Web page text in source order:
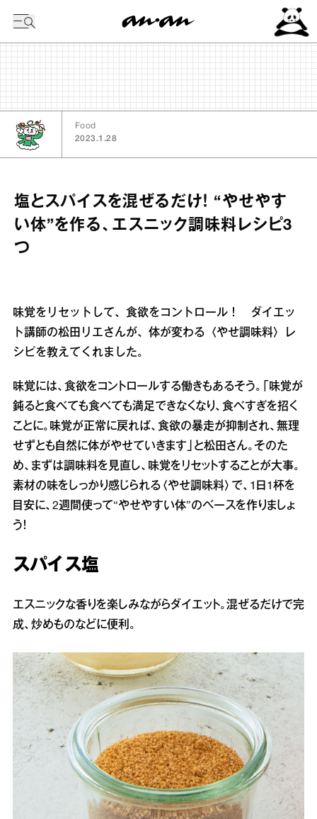
Food
2023.1.28
塩とスパイスを混ぜるだけ！ “やせやす
い体”を作る、エスニック調味料レシピ3
つ
味覚をリセットして、食欲をコントロール！ ダイエッ
ト講師の松田リエさんが、体が変わる〈やせ調味料〉レ
シピを教えてくれました。
味覚には、食欲をコントロールする働きもあるそう。「味覚が
鈍ると食べても食べても満足できなくなり、食べすぎを招く
ことに。味覚が正常に戻れば、食欲の暴走が抑制され、無理
せずとも自然に体がやせていきます」と松田さん。そのた
め、まずは調味料を見直し、味覚をリセットすることが大事。
素材の味をしっかり感じられる〈やせ調味料〉で、1日1杯を
目安に、2週間使って“やせやすい体”のベースを作りましょ
う！
スパイス塩
エスニックな香りを楽しみながらダイエット。混ぜるだけで完
成、炒めものなどに便利。